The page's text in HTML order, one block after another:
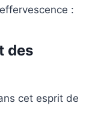
:
des
cet esprit de